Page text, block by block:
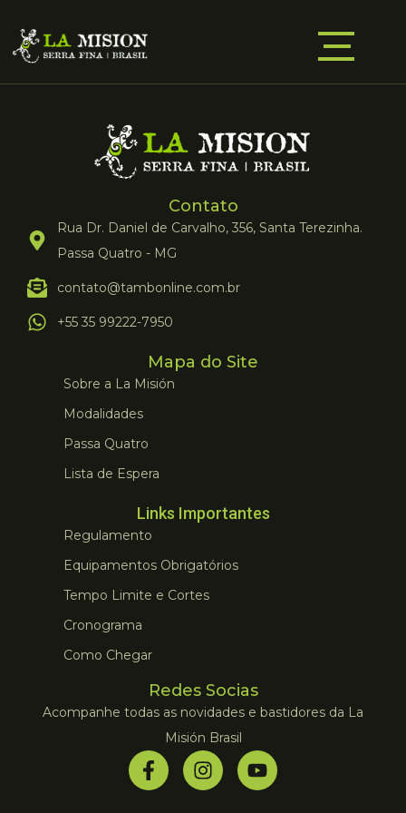
Contato
Rua Dr. Daniel de Carvalho, 356, Santa Terezinha.
Passa Quatro - MG
contato@tambonline.com.br
+55 35 99222-7950
Mapa do Site
Sobre a La Misión
Modalidades
Passa Quatro
Lista de Espera
Links Importantes
Regulamento
Equipamentos Obrigatórios
Tempo Limite e Cortes
Cronograma
Como Chegar
Redes Socias
Acompanhe todas as novidades e bastidores da La
Misión Brasil